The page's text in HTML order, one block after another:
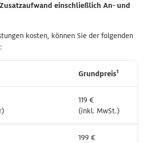
einschließlich An- und
kosten, können Sie der folgenden
Grundpreis1
119 €
(inkl. MwSt.)
199 €
Grundpreis1
119 €
(inkl. MwSt.)
199 €